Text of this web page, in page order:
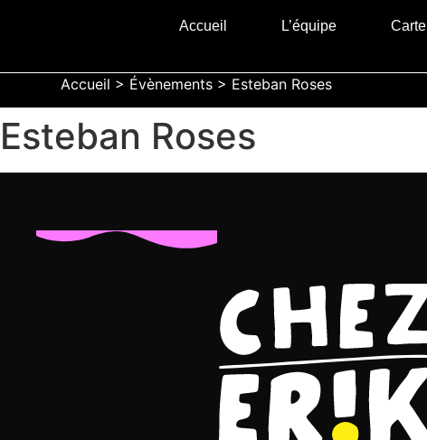
Accueil L’équipe Carte
Accueil > Évènements > Esteban Roses
Esteban Roses